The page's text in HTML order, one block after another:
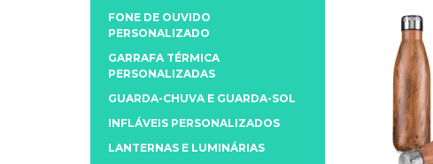
FONE DE OUVIDO
PERSONALIZADO
GARRAFA TÉRMICA
PERSONALIZADAS
GUARDA-CHUVA E GUARDA-SOL
INFLÁVEIS PERSONALIZADOS
LANTERNAS E LUMINÁRIAS